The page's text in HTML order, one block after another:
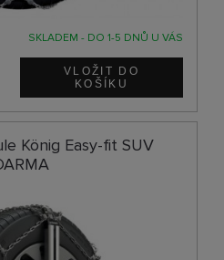
SKLADEM - DO 1-5 DNŮ U VÁS
König Easy-fit SUV